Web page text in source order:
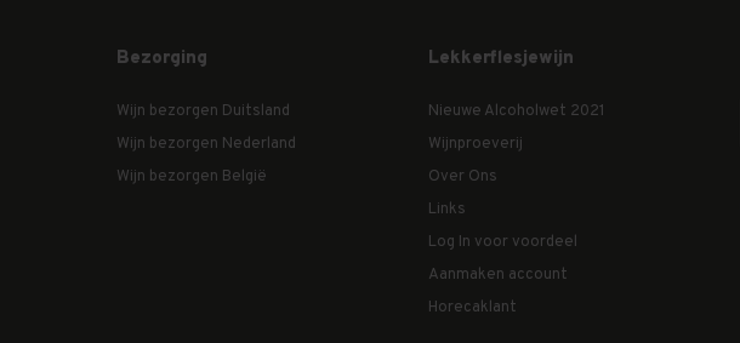
Bezorging
Wijn bezorgen Duitsland
Wijn bezorgen Nederland
Wijn bezorgen België
Lekkerflesjewijn
Nieuwe Alcoholwet 2021
Wijnproeverij
Over Ons
Links
Log In voor voordeel
Aanmaken account
Horecaklant